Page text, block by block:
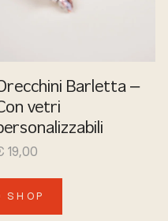
Barletta –
vetri
19,00